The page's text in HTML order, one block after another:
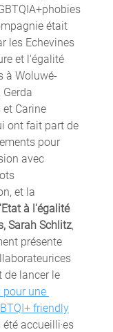
était
les Echevines
et l'égalité
à Woluwé-
Gerda
Carine
ont fait part de
pour
avec
et la
à l'égalité
Sarah Schlitz,
présente
de lancer le
pour une
friendly
accueilli‧es